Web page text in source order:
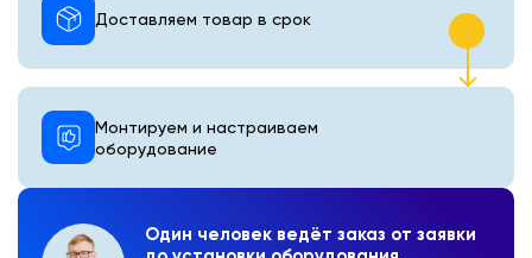
Один человек ведёт заказ от заявки
Монтируем и настраиваем
оборудование
Доставляем товар в срок